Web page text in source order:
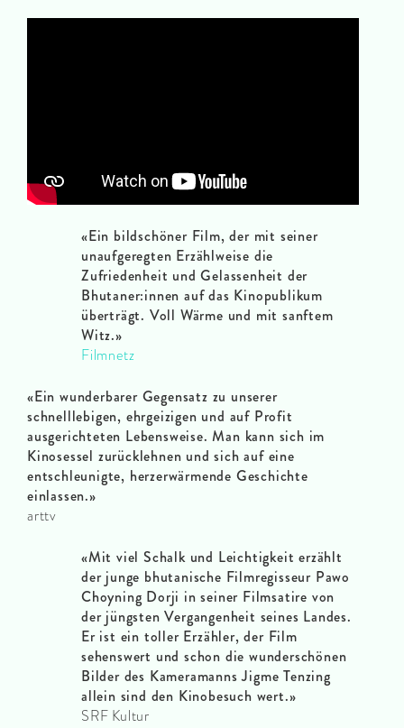
«Ein bildschöner Film, der mit seiner
unaufgeregten Erzählweise die
Zufriedenheit und Gelassenheit der
Bhutaner:innen auf das Kinopublikum
überträgt. Voll Wärme und mit sanftem
Witz.»
Filmnetz
«Ein wunderbarer Gegensatz zu unserer
schnelllebigen, ehrgeizigen und auf Profit
ausgerichteten Lebensweise. Man kann sich im
Kinosessel zurücklehnen und sich auf eine
entschleunigte, herzerwärmende Geschichte
einlassen.»
arttv
«Mit viel Schalk und Leichtigkeit erzählt
der junge bhutanische Filmregisseur Pawo
Choyning Dorji in seiner Filmsatire von
der jüngsten Vergangenheit seines Landes.
Er ist ein toller Erzähler, der Film
sehenswert und schon die wunderschönen
Bilder des Kameramanns Jigme Tenzing
allein sind den Kinobesuch wert.»
SRF Kultur